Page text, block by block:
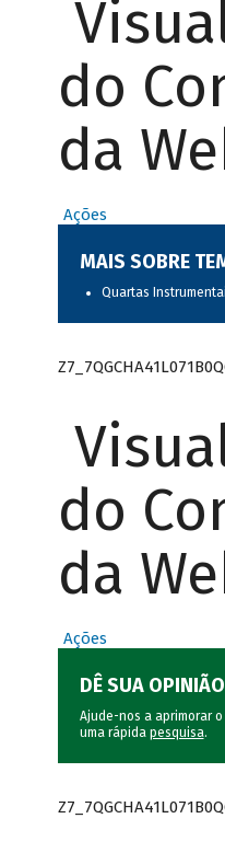
do
da
Ações
MAIS SOBRE
Quartas
do
da
Ações
DÊ SUA OPINIÃO
Ajude-nos a aprimorar
uma rápida pesquisa.